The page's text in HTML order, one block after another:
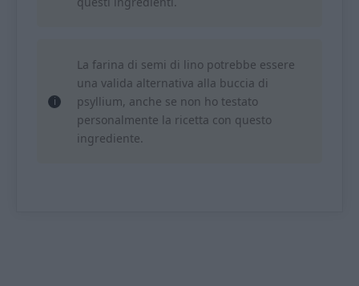
La farina di semi di lino potrebbe essere
una valida alternativa alla buccia di
psyllium, anche se non ho testato
personalmente la ricetta con questo
ingrediente.